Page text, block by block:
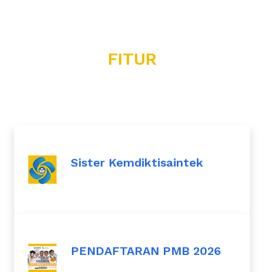
FITUR
Sister Kemdiktisaintek
PENDAFTARAN PMB 2026